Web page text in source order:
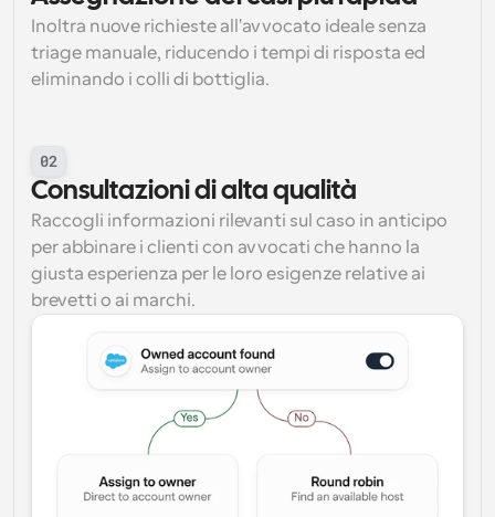
Inoltra nuove richieste all'avvocato ideale senza
triage manuale, riducendo i tempi di risposta ed
eliminando i colli di bottiglia.
02
Consultazioni di alta qualità
Raccogli informazioni rilevanti sul caso in anticipo
per abbinare i clienti con avvocati che hanno la
giusta esperienza per le loro esigenze relative ai
brevetti o ai marchi.